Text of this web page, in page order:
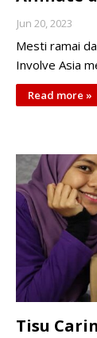
Jun 20, 2023
Mesti ramai
Involve Asia
Read more »
Tisu